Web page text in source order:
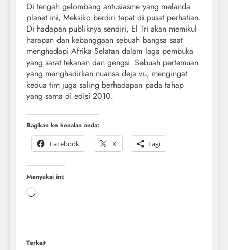
Di tengah gelombang antusiasme yang melanda
planet ini, Meksiko berdiri tepat di pusat perhatian.
Di hadapan publiknya sendiri, El Tri akan memikul
harapan dan kebanggaan sebuah bangsa saat
menghadapi Afrika Selatan dalam laga pembuka
yang sarat tekanan dan gengsi. Sebuah pertemuan
yang menghadirkan nuansa deja vu, mengingat
kedua tim juga saling berhadapan pada tahap
yang sama di edisi 2010.
Bagikan ke kenalan anda:
Facebook
X Lagi
Menyukai ini:
Terkait